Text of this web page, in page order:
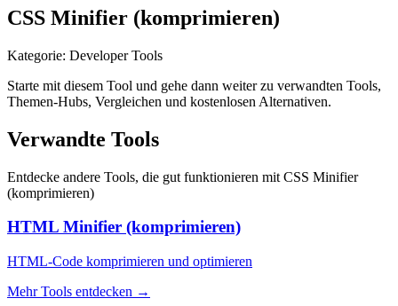
CSS Minifier (komprimieren)
Kategorie: Developer Tools
Starte mit diesem Tool und gehe dann weiter zu verwandten Tools,
Themen-Hubs, Vergleichen und kostenlosen Alternativen.
Verwandte Tools
Entdecke andere Tools, die gut funktionieren mit CSS Minifier
(komprimieren)
HTML Minifier (komprimieren)
HTML-Code komprimieren und optimieren
Mehr Tools entdecken →